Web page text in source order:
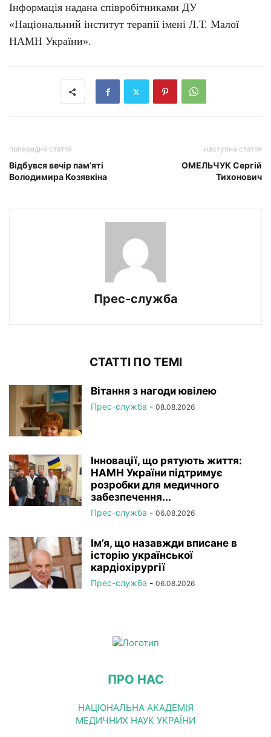
Інформація надана співробітниками ДУ
«Національний інститут терапії імені Л.Т. Малої
НАМН України».
попередня стаття
Відбувся вечір пам’яті
Володимира Козявкіна
наступна стаття
ОМЕЛЬЧУК Сергій
Тихонович
Прес-служба
СТАТТІ ПО ТЕМІ
Вітання з нагоди ювілею
Прес-служба - 08.08.2026
Інновації, що рятують життя:
НАМН України підтримує
розробки для медичного
забезпечення...
Прес-служба - 06.08.2026
Ім’я, що назавжди вписане в
історію української
кардіохірургії
Прес-служба - 06.08.2026
ПРО НАС
НАЦІОНАЛЬНА АКАДЕМІЯ
МЕДИЧНИХ НАУК УКРАЇНИ